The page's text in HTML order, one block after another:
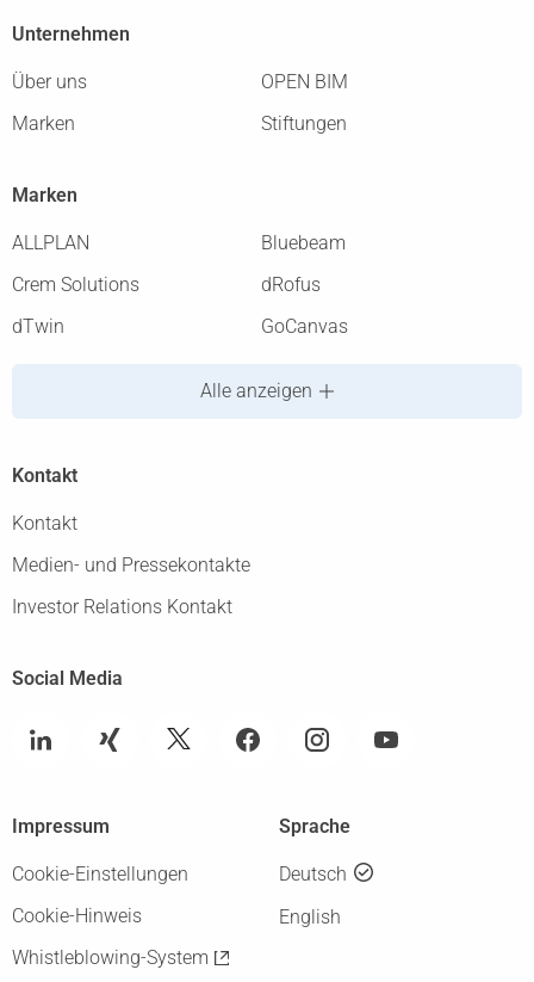
Unternehmen
Über uns
OPEN BIM
Marken
Stiftungen
Marken
ALLPLAN
Bluebeam
Crem Solutions
dRofus
dTwin
GoCanvas
Alle anzeigen
Kontakt
Kontakt
Medien- und Pressekontakte
Investor Relations Kontakt
Social Media
Sprache
Deutsch
English
Impressum
Cookie-Einstellungen
Cookie-Hinweis
Whistleblowing-System